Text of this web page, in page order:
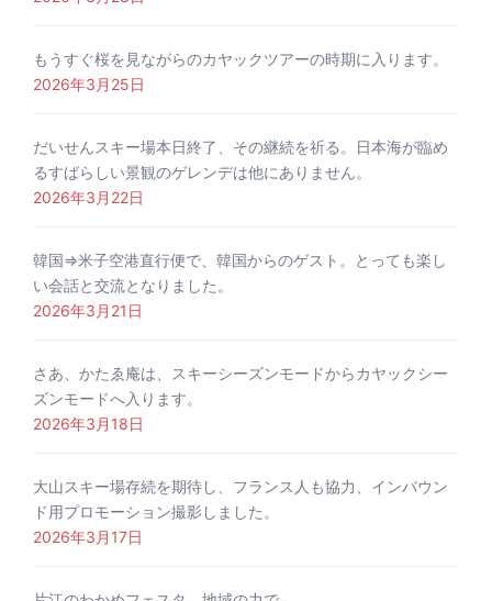
もうすぐ桜を見ながらのカヤックツアーの時期に入ります。
2026年3月25日
だいせんスキー場本日終了、その継続を祈る。日本海が臨め
るすばらしい景観のゲレンデは他にありません。
2026年3月22日
韓国⇒米子空港直行便で、韓国からのゲスト。とっても楽し
い会話と交流となりました。
2026年3月21日
さあ、かたゑ庵は、スキーシーズンモードからカヤックシー
ズンモードへ入ります。
2026年3月18日
大山スキー場存続を期待し、フランス人も協力、インバウン
ド用プロモーション撮影しました。
2026年3月17日